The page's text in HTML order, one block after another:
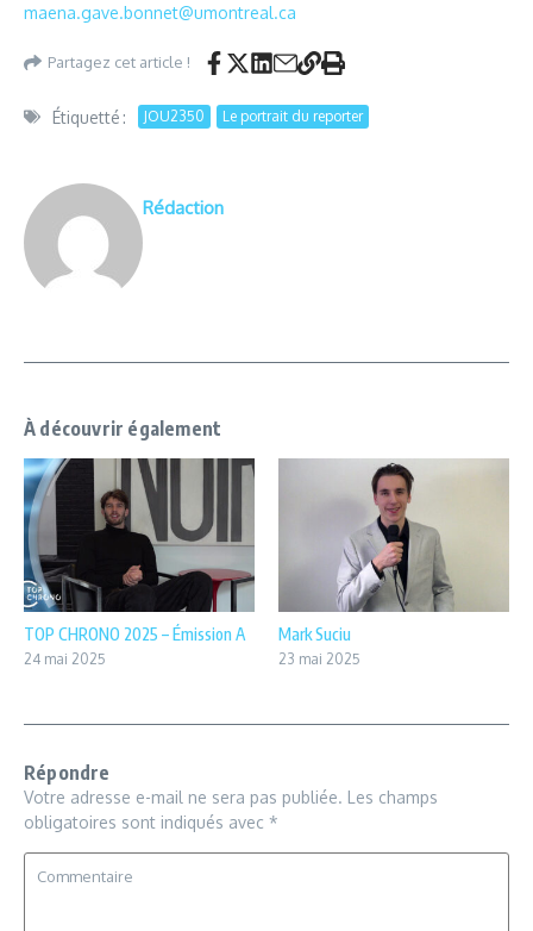
maena.gave.bonnet@umontreal.ca
Partagez cet article !
Étiquetté : JOU2350 Le portrait du reporter
Rédaction
À découvrir également
TOP CHRONO 2025 – Émission A
24 mai 2025
Mark Suciu
23 mai 2025
Répondre
Votre adresse e-mail ne sera pas publiée. Les champs
obligatoires sont indiqués avec *